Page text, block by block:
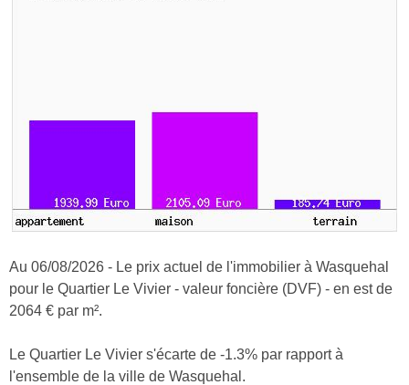
Au 06/08/2026 - Le prix actuel de l'immobilier à Wasquehal
pour le Quartier Le Vivier - valeur foncière (DVF) - en est de
2064 € par m².
Le Quartier Le Vivier s'écarte de -1.3% par rapport à
l'ensemble de la ville de Wasquehal.